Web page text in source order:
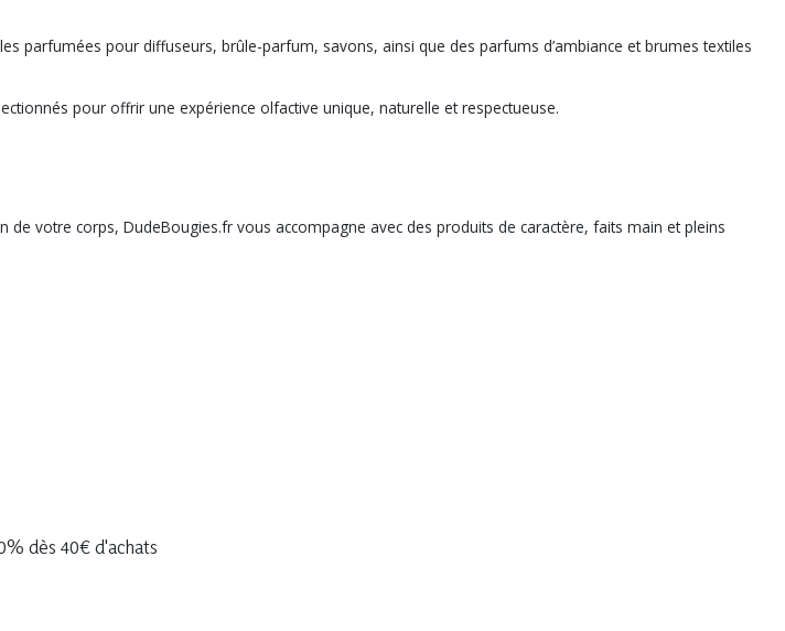
parfumées pour diffuseurs, brûle-parfum, savons, ainsi que des parfums d’ambiance et brumes textiles
pour offrir une expérience olfactive unique, naturelle et respectueuse.
votre corps, DudeBougies.fr vous accompagne avec des produits de caractère, faits main et pleins
dès 40€ d'achats